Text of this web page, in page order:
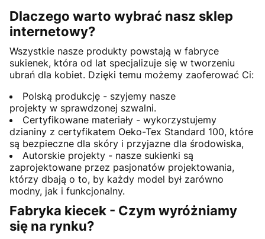
Dlaczego warto wybrać nasz sklep
internetowy?
Wszystkie nasze produkty powstają w fabryce
sukienek, która od lat specjalizuje się w tworzeniu
ubrań dla kobiet. Dzięki temu możemy zaoferować Ci:
Polską produkcję - szyjemy nasze
projekty w sprawdzonej szwalni.
Certyfikowane materiały - wykorzystujemy
dzianiny z certyfikatem Oeko-Tex Standard 100, które
są bezpieczne dla skóry i przyjazne dla środowiska,
Autorskie projekty - nasze sukienki są
zaprojektowane przez pasjonatów projektowania,
którzy dbają o to, by każdy model był zarówno
modny, jak i funkcjonalny.
Fabryka kiecek - Czym wyróżniamy
się na rynku?